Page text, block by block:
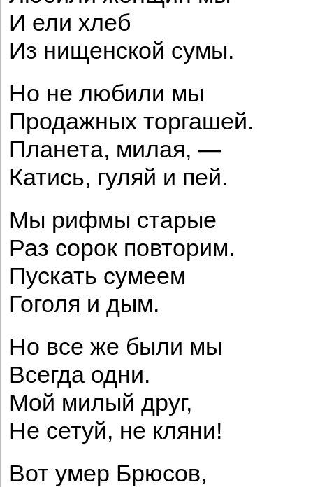
И ели хлеб
Из нищенской сумы.
Но не любили мы
Продажных торгашей.
Планета, милая, —
Катись, гуляй и пей.
Мы рифмы старые
Раз сорок повторим.
Пускать сумеем
Гоголя и дым.
Но все же были мы
Всегда одни.
Мой милый друг,
Не сетуй, не кляни!
Вот умер Брюсов,